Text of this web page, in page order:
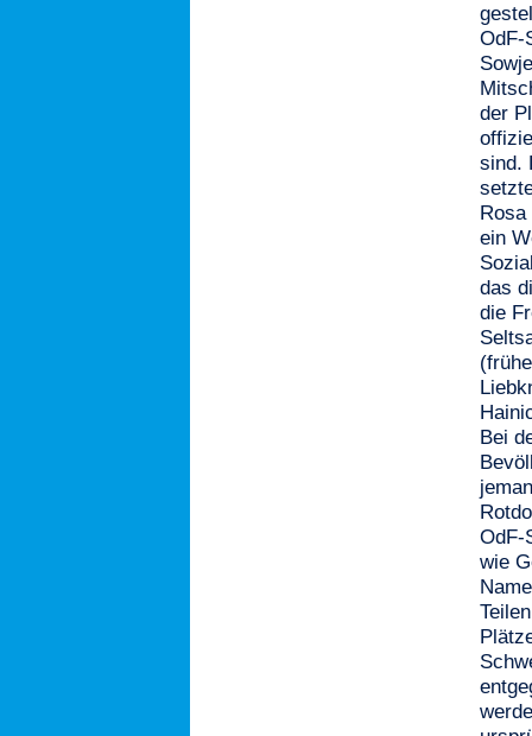
OdF-
der
sind.
ein
das
die
Bei
OdF-
wie